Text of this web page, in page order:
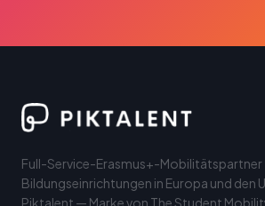
Full-Service-Erasmus+-Mobilitätspartner
Bildungseinrichtungen in Europa und den
Piktalent — Marke von The Student